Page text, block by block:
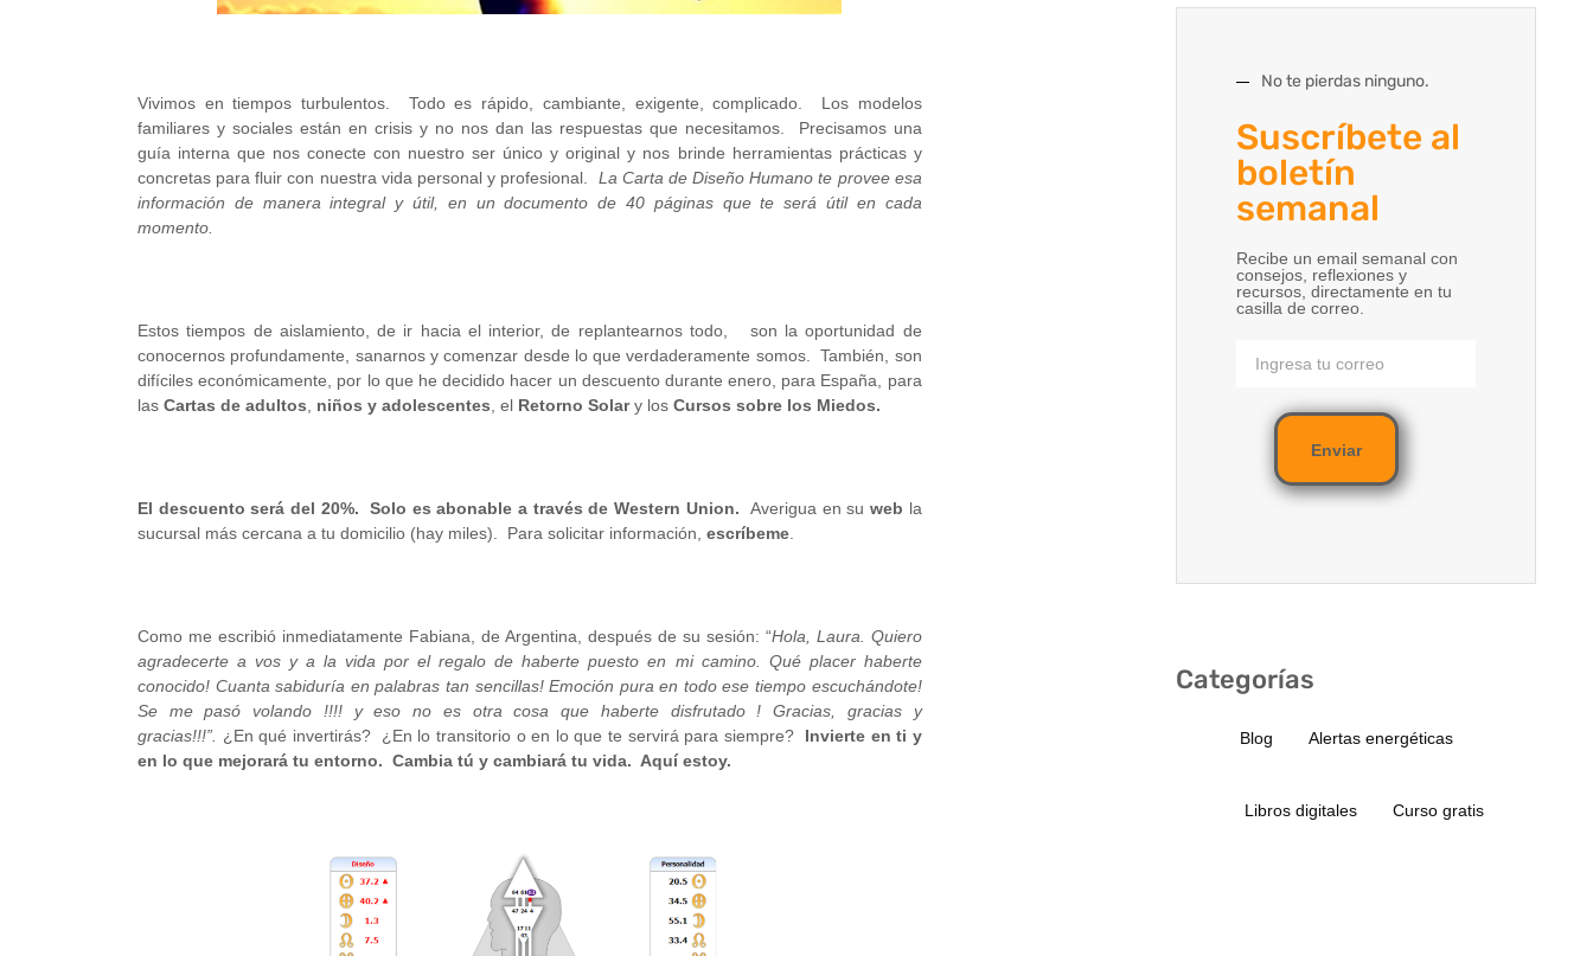
Vivimos en tiempos turbulentos. Todo es rápido, cambiante, exigente, complicado. Los modelos
familiares y sociales están en crisis y no nos dan las respuestas que necesitamos. Precisamos una
guía interna que nos conecte con nuestro ser único y original y nos brinde herramientas prácticas y
concretas para fluir con nuestra vida personal y profesional. La Carta de Diseño Humano te provee esa
información de manera integral y útil, en un documento de 40 páginas que te será útil en cada
momento.
Estos tiempos de aislamiento, de ir hacia el interior, de replantearnos todo, son la oportunidad de
conocernos profundamente, sanarnos y comenzar desde lo que verdaderamente somos. También, son
difíciles económicamente, por lo que he decidido hacer un descuento durante enero, para España, para
las Cartas de adultos, niños y adolescentes, el Retorno Solary los Cursos sobre los Miedos.
El descuento será del 20%. Solo es abonable a través de Western Union. Averigua en suweb la
sucursal más cercana a tu domicilio (hay miles). Para solicitar información, escríbeme
Como me escribió inmediatamente Fabiana, de Argentina, después de su sesión: “Hola, Laura. Quiero
agradecerte a vos y a la vida por el regalo de haberte puesto en mi camino. Qué placer haberte
conocido! Cuanta sabiduría en palabras tan sencillas! Emoción pura en todo ese tiempo escuchándote!
Se me pasó volando !!!! y eso no es otra cosa que haberte disfrutado ! Gracias, gracias y
gracias!!!”.
¿En qué invertirás? ¿En lo transitorio o en lo que te servirá para siempre? Invierte en ti y
en lo que mejorará tu entorno. Cambia tú y cambiará tu vida. Aquí estoy.
No te pierdas ninguno.
Suscríbete al
boletín
semanal
Recibe un email semanal con
consejos, reflexiones y
recursos, directamente en tu
casilla de correo.
Enviar
Categorías
Blog Alertas energéticas
Libros digitales Curso gratis